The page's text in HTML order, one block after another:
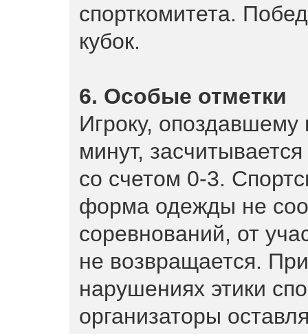
спорткомитета.
кубок.
6. Особые отметки
Игроку,
минут,
со счетом 0-3.
форма одежды не
соревнований, от
не возвращается.
нарушениях этики
организаторы